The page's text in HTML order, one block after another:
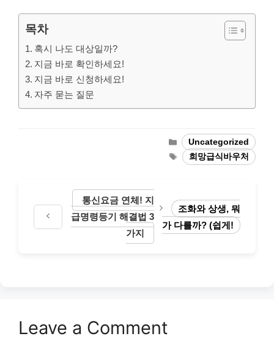
목차
혹시 나도 대상일까?
지금 바로 확인하세요!
지금 바로 신청하세요!
자주 묻는 질문
Categories
Uncategorized
Tags희망급식바우처
통신요금 연체! 지
급명령등기 해결법 3
가지
조화와 상생, 뭐
가 다를까? (쉽게!
Leave a Comment